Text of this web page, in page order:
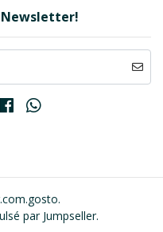
Newsletter!
par Jumpseller.